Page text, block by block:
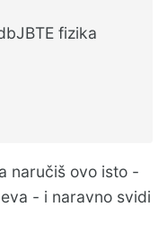
fizika
naručiš ovo isto -
- i naravno svidi